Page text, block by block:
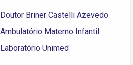
Doutor Briner Castelli Azevedo
Ambulatório Materno Infantil
Laboratório Unimed